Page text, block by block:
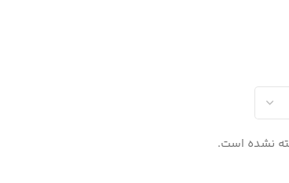
نشده است.